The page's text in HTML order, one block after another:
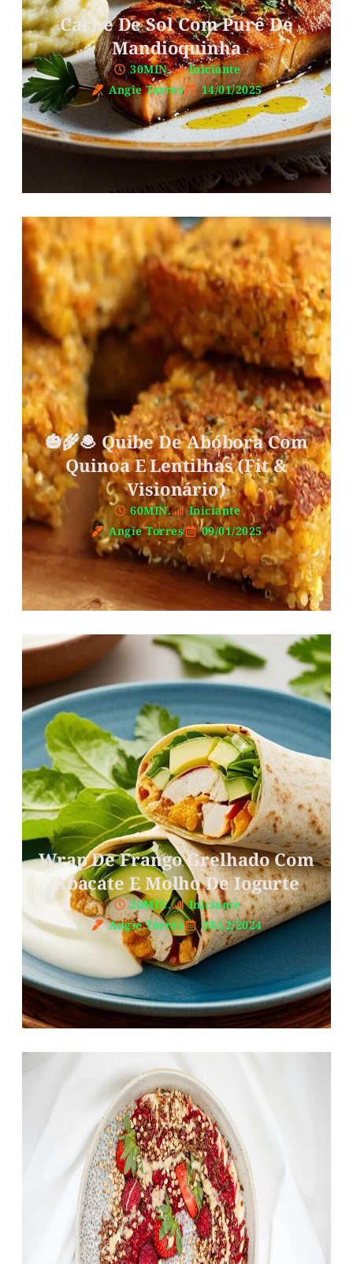
Carne De Sol Com Purê De
Mandioquinha
30MIN.
Iniciante
Angie Torres
14/01/2025
🎃🌾🧆 Quibe De Abóbora Com
Quinoa E Lentilhas (Fit &
Visionário)
60MIN.
Iniciante
Angie Torres
09/01/2025
Wrap De Frango Grelhado Com
Abacate E Molho De Iogurte
20MIN.
Iniciante
Angie Torres
20/12/2024